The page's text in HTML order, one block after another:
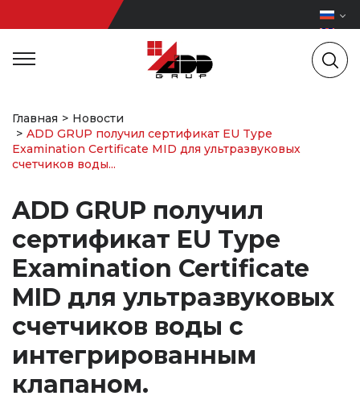
Главная
Новости
ADD GRUP получил сертификат EU Type
Examination Certificate MID для ультразвуковых
счетчиков воды...
ADD GRUP получил
сертификат EU Type
Examination Certificate
MID для ультразвуковых
счетчиков воды с
интегрированным
клапаном.